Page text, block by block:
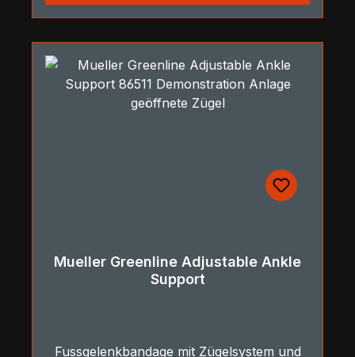
Mueller Greenline Adjustable Ankle
Support
Fussgelenkbandage mit Zügelsystem und